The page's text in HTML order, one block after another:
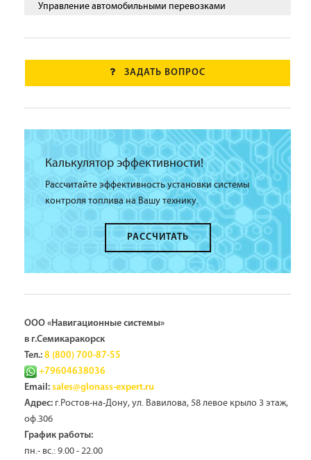
Управление автомобильными перевозками
ЗАДАТЬ ВОПРОС
Калькулятор эффективности!
Рассчитайте эффективность установки системы
контроля топлива на Вашу технику.
РАССЧИТАТЬ
ООО «Навигационные системы»
в г.Семикаракорск
Тел.: 8 (800) 700-87-55
+79604638036
Email: sales@glonass-expert.ru
Адрес: г.Ростов-на-Дону, ул. Вавилова, 58 левое крыло 3 этаж,
оф.306
График работы:
пн.- вс.: 9.00 - 22.00